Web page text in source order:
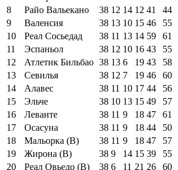
8
Райо Вальекано 38 12 14 12 41 44
9
Валенсия 38 13 10 15 46 55
10
Реал Сосьедад 38 11 13 14 59 61
11
Эспаньол 38 12 10 16 43 55
12
Атлетик Бильбао 38 13 6 19 43 58
13
Севилья 38 12 7 19 46 60
14
Алавес 38 11 10 17 44 56
15
Эльче 38 10 13 15 49 57
16
Леванте 38 11 9 18 47 61
17
Осасуна 38 11 9 18 44 50
18
Мальорка (В) 38 11 9 18 47 57
19
Жирона (В) 38 9 14 15 39 55
20
Реал Овьедо (В) 38 6 11 21 26 60